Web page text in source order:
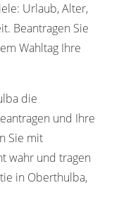
Urlaub, Alter,
Beantragen Sie
Wahltag Ihre
die
und Ihre
Sie mit
wahr und tragen
in Oberthulba,